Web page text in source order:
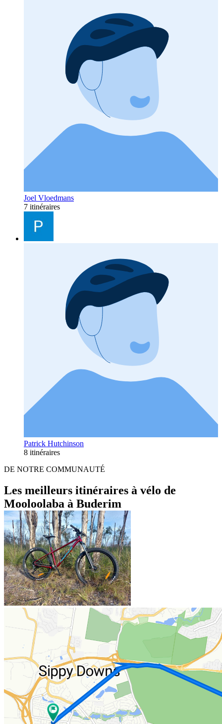
Joel Vloedmans
7 itinéraires
Patrick Hutchinson
8 itinéraires
DE NOTRE COMMUNAUTÉ
Les meilleurs itinéraires à vélo de
Mooloolaba à Buderim